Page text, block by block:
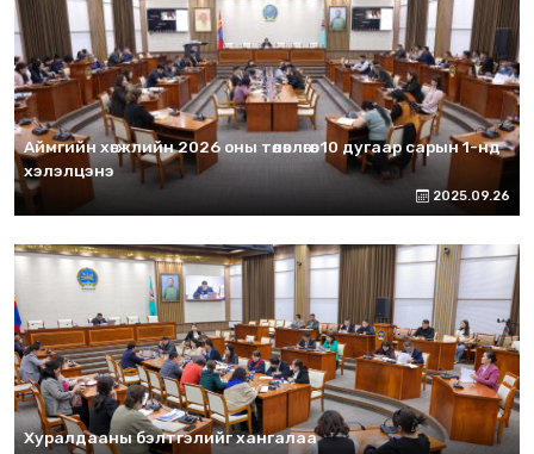
Аймгийн хөгжлийн 2026 оны төлөвлөгөөг 10 дугаар сарын 1-нд
хэлэлцэнэ
2025.09.26
Хуралдааны бэлтгэлийг хангалаа